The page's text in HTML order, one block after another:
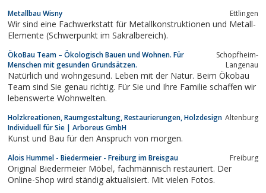
herzustellen, die zu dem jeweiligen Menschen und seiner
Einrichtung passen.
Metallbau Wisny Ettlingen
Wir sind eine Fachwerkstatt für Metallkonstruktionen und Metall-
Elemente (Schwerpunkt im Sakralbereich).
ÖkoBau Team – Ökologisch Bauen und Wohnen. Für
Menschen mit gesunden Grundsätzen.
Schopfheim-
Langenau
Natürlich und wohngesund. Leben mit der Natur. Beim Ökobau
Team sind Sie genau richtig. Für Sie und Ihre Familie schaffen wir
lebenswerte Wohnwelten.
Holzkreationen, Raumgestaltung, Restaurierungen, Holzdesign
Individuell für Sie | Arboreus GmbH
Altenburg
Kunst und Bau für den Anspruch von morgen.
Alois Hummel - Biedermeier - Freiburg im Breisgau Freiburg
Original Biedermeier Möbel, fachmännisch restauriert. Der
Online-Shop wird ständig aktualisiert. Mit vielen Fotos.